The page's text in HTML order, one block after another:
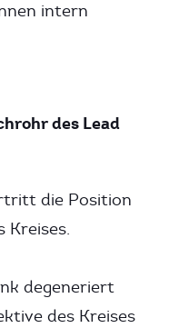
intern
des Lead
die Position
Kreises.
degeneriert
des Kreises